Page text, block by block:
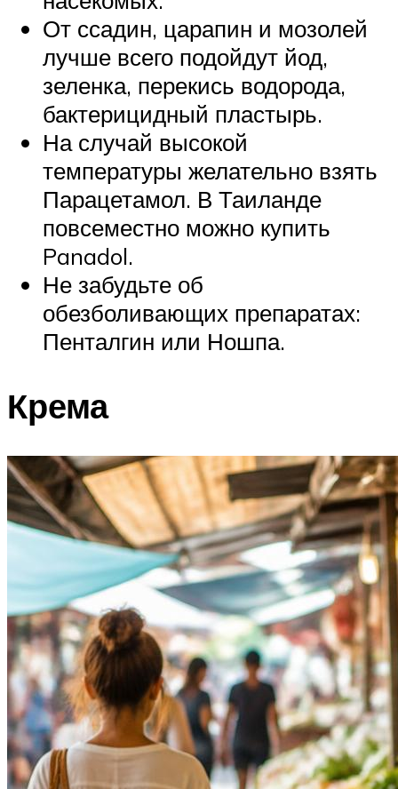
От ссадин, царапин и мозолей
лучше всего подойдут йод,
зеленка, перекись водорода,
бактерицидный пластырь.
На случай высокой
температуры желательно взять
Парацетамол. В Таиланде
повсеместно можно купить
Panadol.
Не забудьте об
обезболивающих препаратах:
Пенталгин или Ношпа.
Крема